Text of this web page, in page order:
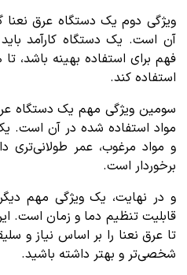
ویژگی دوم یک دستگاه عرق نعنا
آن است. یک دستگاه کارآمد
فهم برای استفاده بهینه باشد،
استفاده کند.
سومین ویژگی مهم یک دستگاه
مواد استفاده شده در آن است.
و مواد مرغوب، عمر طولانی‌تری
برخوردار است.
و در نهایت، یک ویژگی مهم
قابلیت تنظیم دما و زمان است.
تا عرق نعنا را بر اساس نیاز و
شخصی‌تر و بهتر داشته باشید.